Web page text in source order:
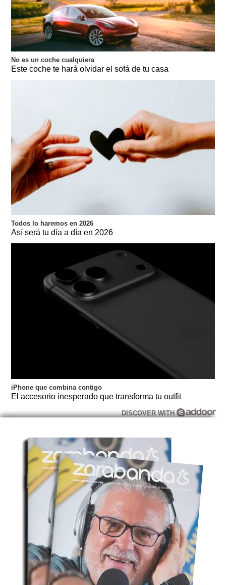
No es un coche cualquiera
Este coche te hará olvidar el sofá de tu casa
Todos lo haremos en 2026
Así será tu día a día en 2026
iPhone que combina contigo
El accesorio inesperado que transforma tu outfit
DISCOVER WITH